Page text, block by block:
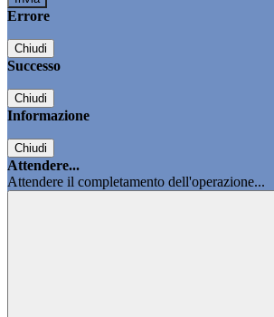
Errore
Chiudi
Successo
Chiudi
Informazione
Chiudi
Attendere...
Attendere il completamento dell'operazione...